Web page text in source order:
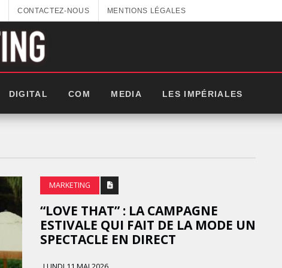
CONTACTEZ-NOUS MENTIONS LÉGALES
DIGITAL COM MEDIA LES IMPÉRIALES
MARKETING
“LOVE THAT” : LA CAMPAGNE
ESTIVALE QUI FAIT DE LA MODE UN
SPECTACLE EN DIRECT